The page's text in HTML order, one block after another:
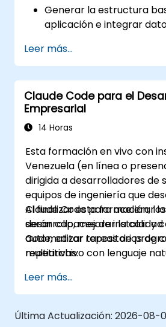
Generar la estructura
aplicación e integrar
aseguramiento de calidad
subagentes.
Configurar el despliegue
Vercel o Cloud Run.
Leer más...
Claude Code para el
Empresarial
14 Horas
Esta formación en vivo con
Venezuela (en línea o
dirigida a desarrolladores de
equipos de ingeniería que
Claude Code para acelerar
desarrollo, mejorar la calidad
automatizar tareas de
repetitivas.
Al finalizar esta formación,
serán capaces de instalar y
Code, editar repositorios de
multiarchivo con lenguaje
integrarse con Git y CI/CD.
Leer más...
Última Actualización: 2026-08-